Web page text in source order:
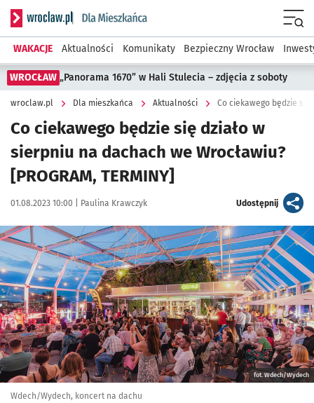
Serwis informacyjny wroclaw.pl podserwis: Dla mieszkańca
WAKACJE Aktualności Komunikaty Bezpieczny Wrocław
WROCŁAW „Panorama 1670” w Hali Stulecia – zdjęcia z soboty
wroclaw.pl Dla mieszkańca Aktualności
Co ciekawego będzie się działo w
sierpniu na dachach we Wrocławiu?
[PROGRAM, TERMINY]
Data publikacji:
01.08.2023 10:00 | Autor:
Paulina Krawczyk Udostępnijartykuł
Kliknij, aby powiększyć
fot. Wdech/Wydech
Wdech/Wydech, koncert na dachu